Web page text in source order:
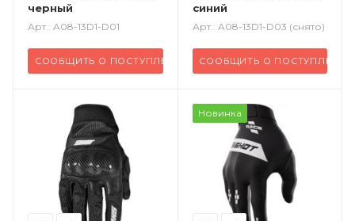
черный
Арт.: A08-13D1-D01
СООБЩИТЬ О ПОСТУПЛЕНИИ
синий
Арт.: A08-13D1-D03 (снято)
СООБЩИТЬ О ПОСТУПЛЕНИИ
Новинка